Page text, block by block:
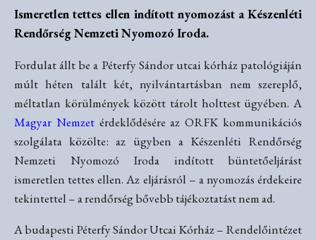
Ismeretlen tettes ellen indított nyomozást a Készenléti
Rendőrség Nemzeti Nyomozó Iroda.
Fordulat állt be a Péterfy Sándor utcai kórház patológiáján
múlt héten talált két, nyilvántartásban nem szereplő,
méltatlan körülmények között tárolt holttest ügyében. A
Magyar Nemzet érdeklődésére az ORFK kommunikációs
szolgálata közölte: az ügyben a Készenléti Rendőrség
Nemzeti Nyomozó Iroda indított büntetőeljárást
ismeretlen tettes ellen. Az eljárásról – a nyomozás érdekeire
tekintettel – a rendőrség bővebb tájékoztatást nem ad.
A budapesti Péterfy Sándor Utcai Kórház – Rendelőintézet